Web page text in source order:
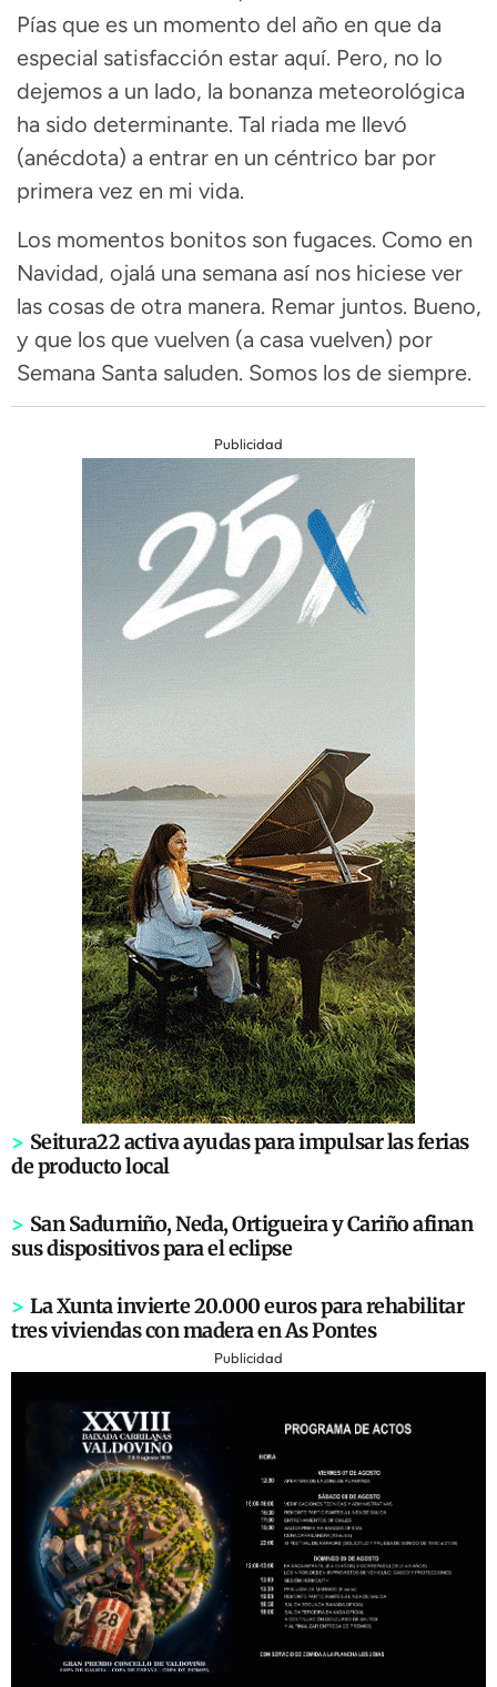
Pías que es un momento del año en que da
especial satisfacción estar aquí. Pero, no lo
dejemos a un lado, la bonanza meteorológica
ha sido determinante. Tal riada me llevó
(anécdota) a entrar en un céntrico bar por
primera vez en mi vida.
Los momentos bonitos son fugaces. Como en
Navidad, ojalá una semana así nos hiciese ver
las cosas de otra manera. Remar juntos. Bueno,
y que los que vuelven (a casa vuelven) por
Semana Santa saluden. Somos los de siempre.
Publicidad
> Seitura22 activa ayudas para impulsar las ferias
de producto local
> San Sadurniño, Neda, Ortigueira y Cariño afinan
sus dispositivos para el eclipse
> La Xunta invierte 20.000 euros para rehabilitar
tres viviendas con madera en As Pontes
Publicidad